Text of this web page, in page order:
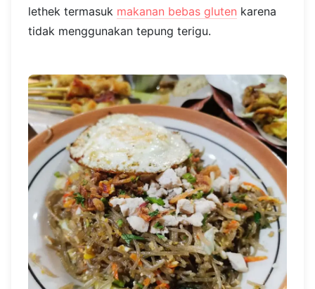
lethek termasuk makanan bebas gluten karena
tidak menggunakan tepung terigu.